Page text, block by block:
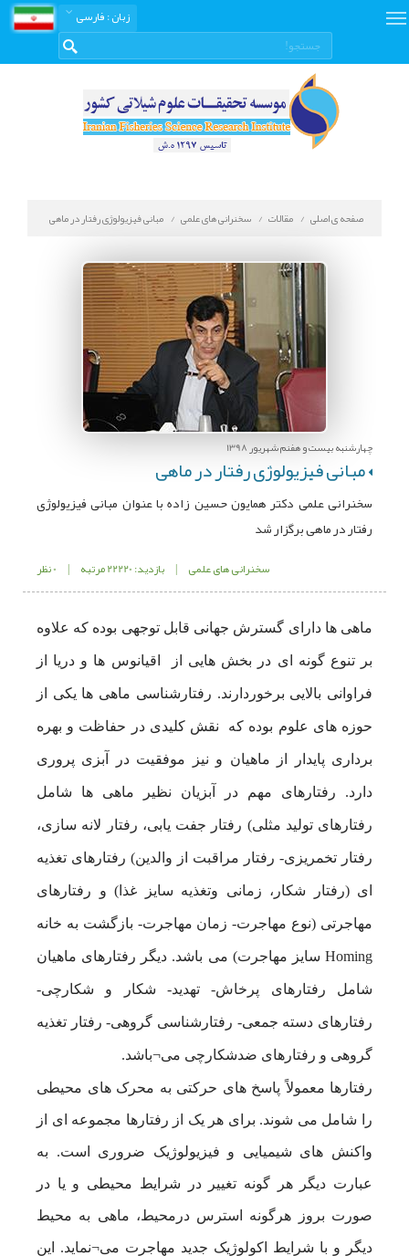
زبان: فارسی
صفحه ی اصلی مقالات سخنرانی های علمی مبانی فیزیولوژی رفتار در ماهی
چهارشنبه بیست و هفنم شهریور 1398
مبانی فیزیولوژی رفتار در ماهی
سخنرانی علمی دکتر همایون حسین زاده با عنوان مبانی فیزیولوژی
رفتار در ماهی برگزار شد
سخنرانی های علمی | بازدید: 22220 مرتبه | 0 نظر
ماهی ها دارای گسترش جهانی قابل توجهی بوده که علاوه
بر تنوع گونه ای در بخش هایی از اقیانوس ها و دریا از
فراوانی بالایی برخوردارند. رفتارشناسی ماهی ها یکی از
حوزه های علوم بوده که نقش کلیدی در حفاظت و بهره
برداری پایدار از ماهیان و نیز موفقیت در آبزی پروری
دارد. رفتارهای مهم در آبزیان نظیر ماهی ها شامل
رفتارهای تولید مثلی) رفتار جفت یابی، رفتار لانه سازی،
رفتار تخمریزی- رفتار مراقبت از والدین) رفتارهای تغذیه
ای (رفتار شکار، زمانی وتغذیه سایز غذا) و رفتارهای
مهاجرتی (نوع مهاجرت- زمان مهاجرت- بازگشت به خانه
Homing سایز مهاجرت) می باشد. دیگر رفتارهای ماهیان
شامل رفتارهای پرخاش- تهدید- شکار و شکارچی-
رفتارهای دسته جمعی- رفتارشناسی گروهی- رفتار تغذیه
گروهی و رفتارهای ضدشکارچی می¬باشد.
رفتارها معمولاً پاسخ های حرکتی به محرک های محیطی
را شامل می شوند. برای هر یک از رفتارها مجموعه ای از
واکنش های شیمیایی و فیزیولوژیک ضروری است. به
عبارت دیگر هر گونه تغییر در شرایط محیطی و یا در
صورت بروز هرگونه استرس درمحیط، ماهی به محیط
دیگر و با شرایط اکولوژیک جدید مهاجرت می¬نماید. این